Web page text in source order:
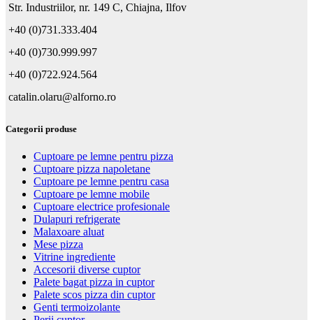
Str. Industriilor, nr. 149 C, Chiajna, Ilfov
+40 (0)731.333.404
+40 (0)730.999.997
+40 (0)722.924.564
catalin.olaru@alforno.ro
Categorii produse
Cuptoare pe lemne pentru pizza
Cuptoare pizza napoletane
Cuptoare pe lemne pentru casa
Cuptoare pe lemne mobile
Cuptoare electrice profesionale
Dulapuri refrigerate
Malaxoare aluat
Mese pizza
Vitrine ingrediente
Accesorii diverse cuptor
Palete bagat pizza in cuptor
Palete scos pizza din cuptor
Genti termoizolante